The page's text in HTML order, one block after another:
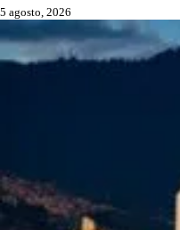
5 agosto, 2026